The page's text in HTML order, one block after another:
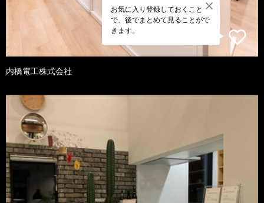
お気に入り登録しておくこと
で、後でまとめて見ることがで
きます。
内橋電工株式会社